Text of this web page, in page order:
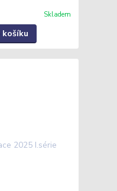
Skladem